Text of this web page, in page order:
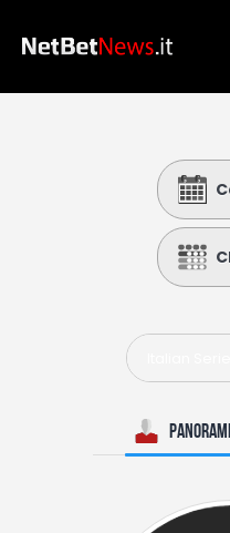
Calcio
Basket
Tennis
Lo Sapevi Che
I consigli di